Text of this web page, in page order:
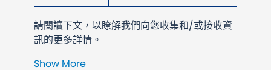
請閱讀下文，以瞭解我們向您收集和/或接收資
訊的更多詳情。
Show More